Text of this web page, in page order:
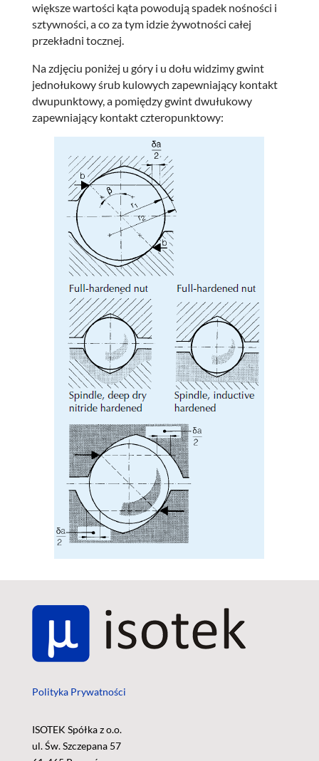
większe wartości kąta powodują spadek nośności i
sztywności, a co za tym idzie żywotności całej
przekładni tocznej.
Na zdjęciu poniżej u góry i u dołu widzimy gwint
jednołukowy śrub kulowych zapewniający kontakt
dwupunktowy, a pomiędzy gwint dwułukowy
zapewniający kontakt czteropunktowy:
Polityka Prywatności
ISOTEK Spółka z o.o.
ul. Św. Szczepana 57